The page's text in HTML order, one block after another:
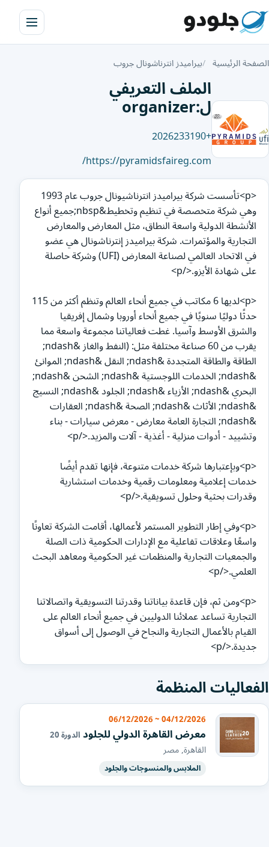
الصفحة الرئيسية بيراميدز انترناشونال جروب
الملف التعريفي
ل:organizer
+2026233190
https://pyramidsfaireg.com/
<p>تأسست شركة بيراميدز انترناشيونال جروب عام 1993
وهي شركة متخصصة في تنظيم وتخطيط&nbsp;جميع أنواع
الأنشطة الدولية واسعة النطاق، مثل المعارض والمعارض
التجارية والمؤتمرات. شركة بيراميدز إنترناشونال هي عضو
في الاتحاد العالمي لصناعة المعارض (UFI) وشركة حاصلة
على شهادة الأيزو.</p>
<p>لديها 6 مكاتب في جميع أنحاء العالم وتنظم أكثر من 115
حدثًا دوليًا سنويًا في جميع أنحاء أوروبا وشمال إفريقيا
والشرق الأوسط وآسيا. غطت فعالياتنا مجموعة واسعة مما
يقرب من 60 صناعة مختلفة مثل: (النفط والغاز &ndash;
الطاقة والطاقة المتجددة &ndash; النقل &ndash; الموانئ
&ndash; الخدمات اللوجستية &ndash; الشحن &ndash;
البحري &ndash; الأزياء &ndash; الجلود &ndash; النسيج
&ndash; الأثاث &ndash; الصحة &ndash; العقارات
&ndash; التجارة العامة معارض - معرض سيارات - بناء
وتشييد - أدوات منزلية - أغذية - آلات والمزيد.</p>
<p>وبإعتبارها شركة خدمات متنوعة، فإنها تقدم أيضًا
خدمات إعلامية ومعلومات رقمية وخدمات استشارية
وقدرات بحثية وحلول تسويقية.</p>
<p>وفي إطار التطوير المستمر لأعمالها، أقامت الشركة تعاونًا
واسعًا وعلاقات تفاعلية مع الإدارات الحكومية ذات الصلة
والجمعيات التجارية والمنظمات غير الحكومية ومعاهد البحث
العلمي.</p>
<p>ومن ثم، فإن قاعدة بياناتنا وقدرتنا التسويقية واتصالاتنا
التجارية تساعد عملائنا الدوليين في جميع أنحاء العالم على
القيام بالأعمال التجارية والنجاح في الوصول إلى أسواق
جديدة.</p>
الفعاليات المنظمة
04/12/2026 ~ 06/12/2026
معرض القاهرة الدولي للجلودالدورة 20
القاهرة, مصر
الملابس والمنسوجات والجلود